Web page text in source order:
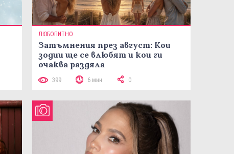
ЛЮБОПИТНО
Затъмнения през август: Кои
зодии ще се влюбят и кои ги
очаква раздяла
399 6 мин 0